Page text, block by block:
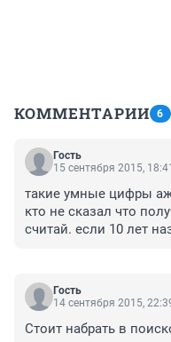
КОММЕНТАРИИ 6
Гость
15 сентября 2015, 18:41
такие умные цифры
кто не сказал что
считай. если 10 лет
Гость
14 сентября 2015,
Стоит набрать в